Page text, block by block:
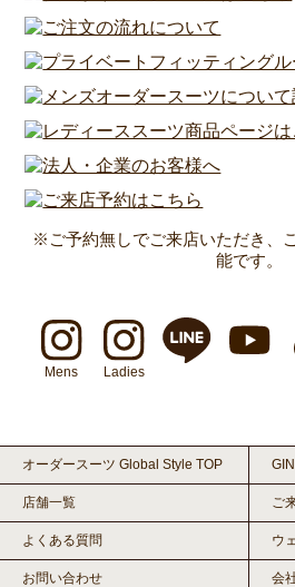
※ご予約無しでご来店いただき、
能です。
Mens Ladies
オーダースーツ Global Style TOP
店舗一覧 ご
よくある質問 ウ
お問い合わせ 会